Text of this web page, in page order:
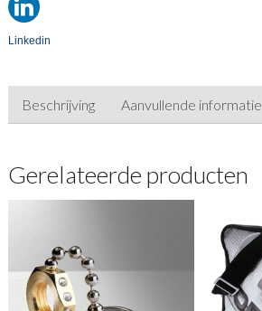
Linkedin
Beschrijving Aanvullende informatie
Gerelateerde producten